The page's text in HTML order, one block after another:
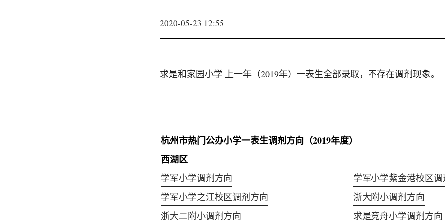
2020-05-23 12:55
求是和家园小学 上一年（2019年）一表生全部录取，不存在调剂现象。
杭州市热门公办小学一表生调剂方向（2019年度）
西湖区
学军小学调剂方向
学军小学紫金港校区
学军小学之江校区调剂方向
浙大附小调剂方向
浙大二附小调剂方向
求是竞舟小学调剂方向